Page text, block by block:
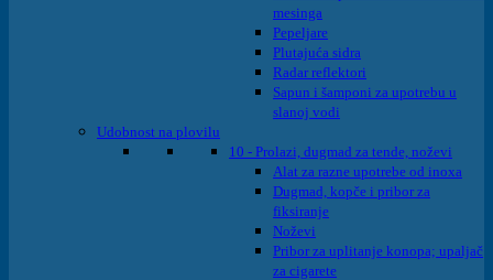
mesinga
Pepeljare
Plutajuća sidra
Radar reflektori
Sapun i šamponi za upotrebu u
slanoj vodi
Udobnost na plovilu
10 - Prolazi, dugmad za tende, noževi
Alat za razne upotrebe od inoxa
Dugmad, kopče i pribor za
fiksiranje
Noževi
Pribor za uplitanje konopa; upaljač
za cigarete